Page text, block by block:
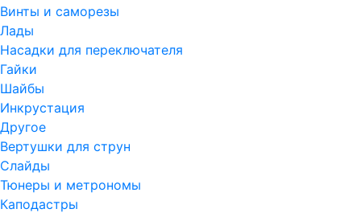
Винты и саморезы
Лады
Насадки для переключателя
Гайки
Шайбы
Инкрустация
Другое
Вертушки для струн
Слайды
Тюнеры и метрономы
Каподастры